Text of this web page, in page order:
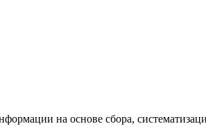
на основе сбора,